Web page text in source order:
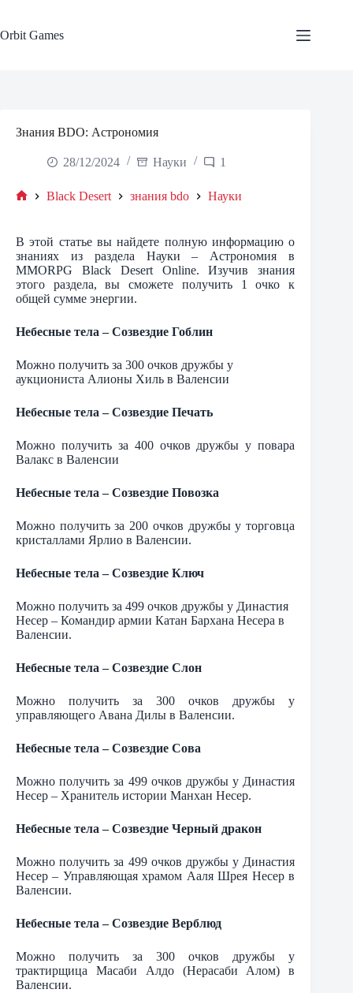
content
Orbit Games
Знания BDO: Астрономия
28/12/2024 Науки 1
Black Desert знания bdo Науки
В этой статье вы найдете полную информацию о
знаниях из раздела Науки – Астрономия в
MMORPG Black Desert Online. Изучив знания
этого раздела, вы сможете получить 1 очко к
общей сумме энергии.
Небесные тела – Созвездие Гоблин
Можно получить за 300 очков дружбы у
аукциониста Алионы Хиль в Валенсии
Небесные тела – Созвездие Печать
Можно получить за 400 очков дружбы у повара
Валакс в Валенсии
Небесные тела – Созвездие Повозка
Можно получить за 200 очков дружбы у торговца
кристаллами Ярлио в Валенсии.
Небесные тела – Созвездие Ключ
Можно получить за 499 очков дружбы у Династия
Несер – Командир армии Катан Бархана Несера в
Валенсии.
Небесные тела – Созвездие Слон
Можно получить за 300 очков дружбы у
управляющего Авана Дилы в Валенсии.
Небесные тела – Созвездие Сова
Можно получить за 499 очков дружбы у Династия
Несер – Хранитель истории Манхан Несер.
Небесные тела – Созвездие Черный дракон
Можно получить за 499 очков дружбы у Династия
Несер – Управляющая храмом Ааля Шрея Несер в
Валенсии.
Небесные тела – Созвездие Верблюд
Можно получить за 300 очков дружбы у
трактирщица Масаби Алдо (Нерасаби Алом) в
Валенсии.